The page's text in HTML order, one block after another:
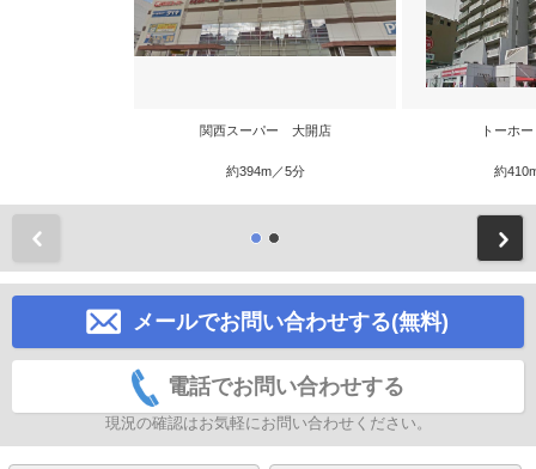
関西スーパー 大開店
約394m／5分
トーホ
約
メールでお問い合わせする(無料)
電話でお問い合わせする
現況の確認はお気軽にお問い合わせください。